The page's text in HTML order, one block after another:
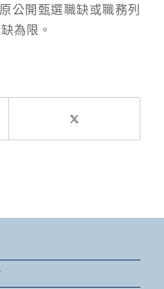
公開甄選職缺或職務列
為限。